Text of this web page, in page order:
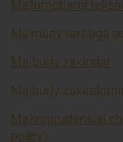
Ma'lumotlarni
Ma'muriy tartibga
Majburiy zaxiralar
Majburiy
Makroprudensial
policy)